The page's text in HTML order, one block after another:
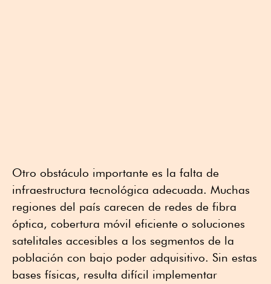
Otro obstáculo importante es la falta de
infraestructura tecnológica adecuada. Muchas
regiones del país carecen de redes de fibra
óptica, cobertura móvil eficiente o soluciones
satelitales accesibles a los segmentos de la
población con bajo poder adquisitivo. Sin estas
bases físicas, resulta difícil implementar